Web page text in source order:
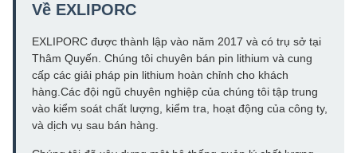
Về EXLIPORC
EXLIPORC được thành lập vào năm 2017 và có trụ sở tại
Thâm Quyến. Chúng tôi chuyên bán pin lithium và cung
cấp các giải pháp pin lithium hoàn chỉnh cho khách
hàng.Các đội ngũ chuyên nghiệp của chúng tôi tập trung
vào kiểm soát chất lượng, kiểm tra, hoạt động của công ty,
và dịch vụ sau bán hàng.